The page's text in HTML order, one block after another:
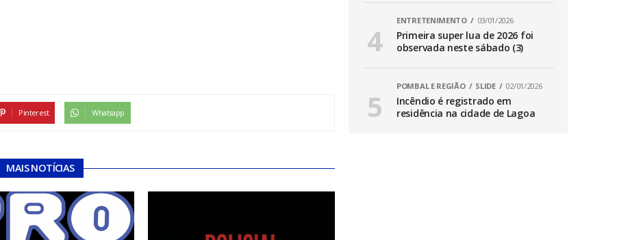
Pinterest Whatsapp
MAIS NOTÍCIAS
ENTRETENIMENTO 03/01/2026
Primeira super lua de 2026 foi
observada neste sábado (3)
POMBAL E REGIÃO SLIDE 02/01/2026
Incêndio é registrado em
residência na cidade de Lagoa